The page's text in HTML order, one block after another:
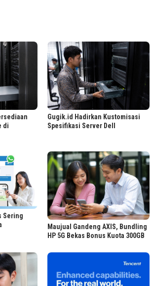
di
Gugik.id Hadirkan Kustomisasi
Spesifikasi Server Dell
Sering
Maujual Gandeng AXIS, Bundling
HP 5G Bekas Bonus Kuota 300GB